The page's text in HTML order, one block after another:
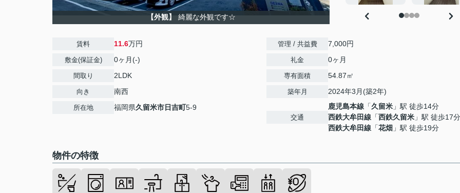
【外観】 綺麗な外観です☆
賃料 11.6万円
敷金(保証金) 0ヶ月(-)
間取り 2LDK
向き 南西
所在地 福岡県久留米市日吉町5-9
管理 / 共益費 7,000円
礼金 0ヶ月
専有面積 54.87㎡
築年月 2024年3月(築2年)
交通
鹿児島本線 「久留米 」駅 徒歩14分
西鉄大牟田線 「西鉄久留米 」駅 徒歩17分
西鉄大牟田線 「花畑 」駅 徒歩19分
物件の特徴